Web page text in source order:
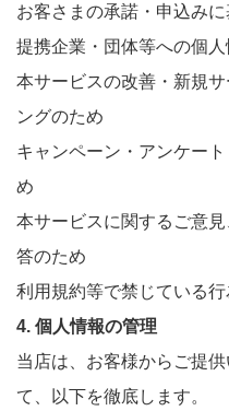
お客さまの承諾・申込み
提携企業・団体等への個
本サービスの改善・新規
ングのため
キャンペーン・アンケー
め
本サービスに関するご意
答のため
利用規約等で禁じている
4. 個人情報の管理
当店は、お客様からご提
て、以下を徹底します。